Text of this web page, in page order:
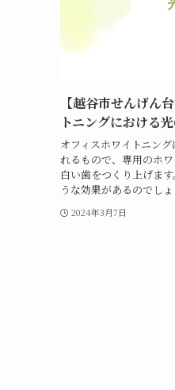
【越谷市せんげん
トニングにおける
オフィスホワイトニン
れるもので、専用のホ
白い歯をつくり上げま
うな効果があるのでし
2024年3月7日